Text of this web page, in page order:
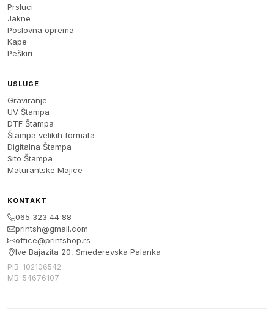
Prsluci
Jakne
Poslovna oprema
Kape
Peškiri
USLUGE
Graviranje
UV Štampa
DTF Štampa
Štampa velikih formata
Digitalna Štampa
Sito Štampa
Maturantske Majice
KONTAKT
065 323 44 88
printsh@gmail.com
office@printshop.rs
Ive Bajazita 20, Smederevska Palanka
PIB: 102106542
MB: 54676107